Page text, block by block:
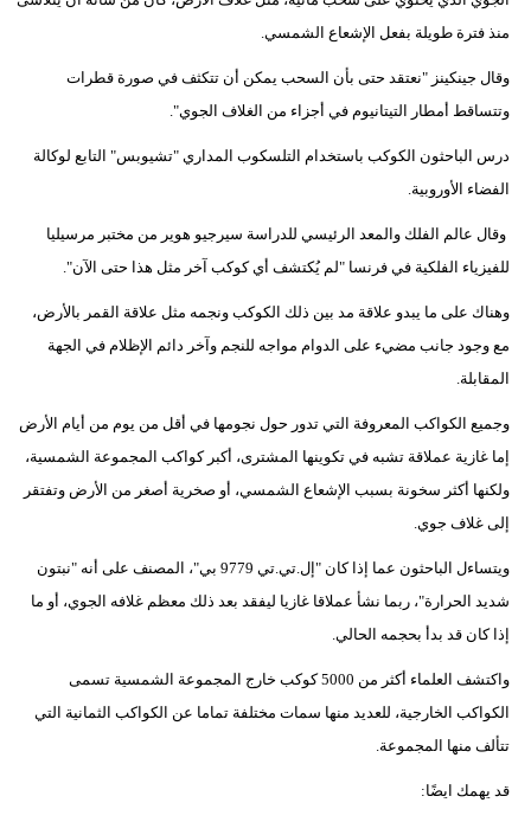
منذ فترة طويلة بفعل الإشعاع الشمسي.
وقال جينكينز "نعتقد حتى بأن السحب يمكن أن تتكثف في صورة قطرات
وتتساقط أمطار التيتانيوم في أجزاء من الغلاف الجوي".
درس الباحثون الكوكب باستخدام التلسكوب المداري "تشيوبس" التابع لوكالة
الفضاء الأوروبية.
وقال عالم الفلك والمعد الرئيسي للدراسة سيرجيو هوير من مختبر مرسيليا
للفيزياء الفلكية في فرنسا "لم يُكتشف أي كوكب آخر مثل هذا حتى الآن".
وهناك على ما يبدو علاقة مد بين ذلك الكوكب ونجمه مثل علاقة القمر بالأرض،
مع وجود جانب مضيء على الدوام مواجه للنجم وآخر دائم الإظلام في الجهة
المقابلة.
وجميع الكواكب المعروفة التي تدور حول نجومها في أقل من يوم من أيام الأرض
إما غازية عملاقة تشبه في تكوينها المشترى، أكبر كواكب المجموعة الشمسية،
ولكنها أكثر سخونة بسبب الإشعاع الشمسي، أو صخرية أصغر من الأرض وتفتقر
إلى غلاف جوي.
ويتساءل الباحثون عما إذا كان "إل.تي.تي 9779 بي"، المصنف على أنه "نبتون
شديد الحرارة"، ربما نشأ عملاقا غازيا ليفقد بعد ذلك معظم غلافه الجوي، أو ما
إذا كان قد بدأ بحجمه الحالي.
واكتشف العلماء أكثر من 5000 كوكب خارج المجموعة الشمسية تسمى
الكواكب الخارجية، للعديد منها سمات مختلفة تماما عن الكواكب الثمانية التي
تتألف منها المجموعة.
قد يهمك ايضًا: